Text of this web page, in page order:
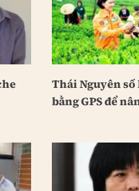
Thái Nguyên số
bằng GPS để